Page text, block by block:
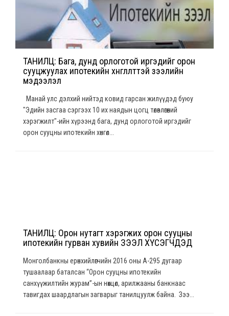
ТАНИЛЦ: Бага, дунд орлоготой иргэдийг орон
сууцжуулах ипотекийн хөнгөлөлттэй зээлийн
мэдээлэл
Манай улс дэлхий нийтэд ковид гарсан жилүүдэд буюу
"Эдийн засгаа сэргээх 10 их наядын цогц төлөвлөгөөний
хэрэгжилт"-ийн хүрээнд бага, дунд орлоготой иргэдийг
орон сууцны ипотекийн хөнгөл...
ТАНИЛЦ: Орон нутагт хэрэгжих орон сууцны
ипотекийн гурван хувийн ЗЭЭЛ ХҮСЭГЧДЭД
Монголбанкны ерөнхийлөгчийн 2016 оны А-295 дугаар
тушаалаар баталсан “Орон сууцны ипотекийн
санхүүжилтийн журам”-ын нөхцөл, арилжааны банкнаас
тавигдах шаардлагын загварыг танилцуулж байна. Зээ...